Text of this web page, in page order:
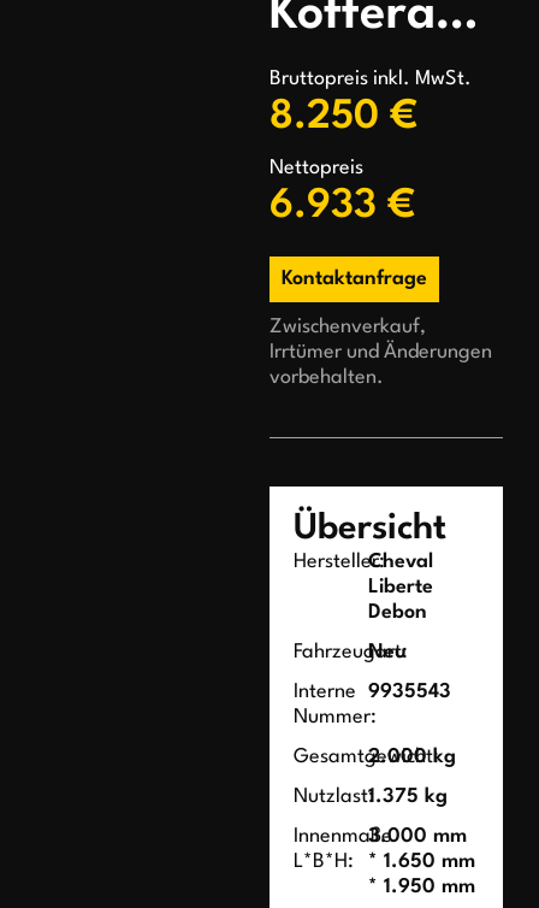
Kofferanhänger
Bruttopreis inkl. MwSt.
8.250 €
Nettopreis
6.933 €
Kontaktanfrage
Zwischenverkauf,
Irrtümer und Änderungen
vorbehalten.
Übersicht
Hersteller:Cheval
Liberte
Debon
Fahrzeugart:
Neu
Interne
Nummer:
9935543
Gesamtgewicht:
2.000 kg
Nutzlast:1.375 kg
Innenmaße
L*B*H:
3.000 mm
* 1.650 mm
* 1.950 mm